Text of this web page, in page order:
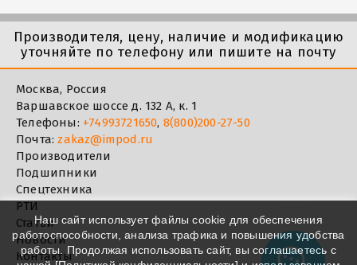
Производителя, цену, наличие и модификацию
уточняйте по телефону или пишите на почту
Москва, Россия
Варшавское шоссе д. 132 А, к. 1
Телефоны: +74993721650, 8(800)200-27-50
Почта:zakaz@impod.ru
Производители
Подшипники
Спецтехника
РТИ
Статьи
Новости
Контакты
Наш сайт использует файлы cookie для обеспечения
работоспособности, анализа трафика и повышения удобства
работы. Продолжая использовать сайт, вы соглашаетесь с